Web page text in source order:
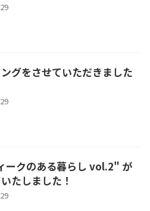
グをさせていただきました
ークのある暮らし vol.2" が
たしました！